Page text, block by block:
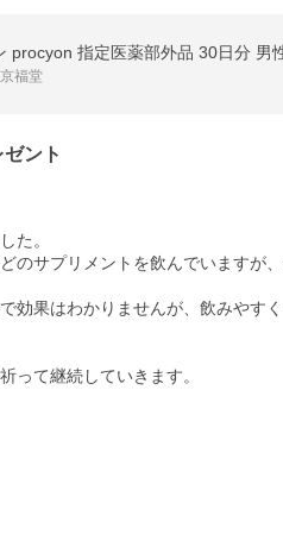
procyon 指定医薬部外品 30日分 男
福堂
ント
た。
のサプリメントを飲んでいますが
効果はわかりませんが、飲みやす
って継続していきます。